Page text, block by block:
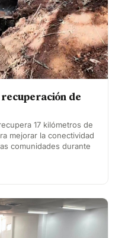
de
17 kilómetros de
mejorar la conectividad
comunidades durante